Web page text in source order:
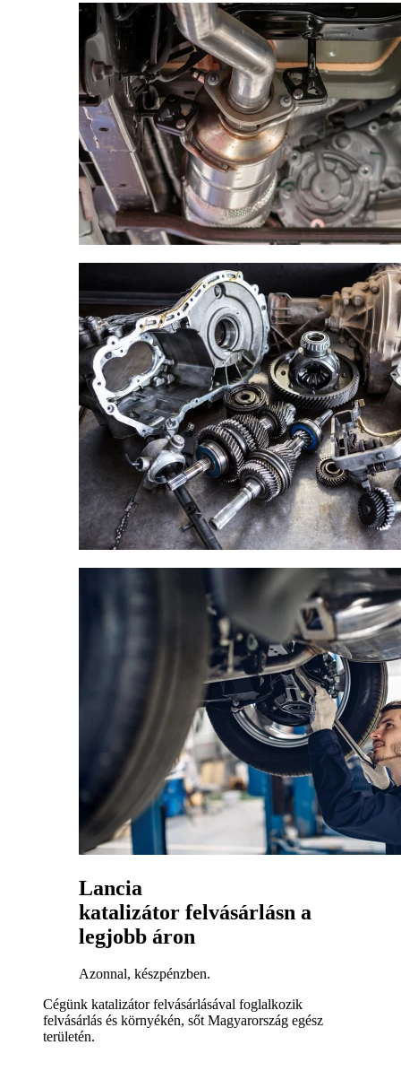
Lancia
katalizátor felvásárlásn a
legjobb áron
Azonnal, készpénzben.
Cégünk katalizátor felvásárlásával foglalkozik
felvásárlás és környékén, sőt Magyarország egész
területén.